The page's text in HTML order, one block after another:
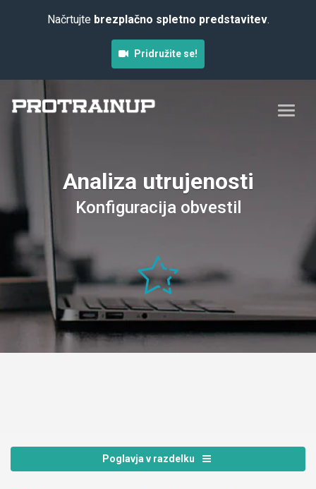
Načrtujte brezplačno spletno predstavitev.
Pridružite se!
Analiza utrujenosti
Konfiguracija obvestil
Poglavja v razdelku